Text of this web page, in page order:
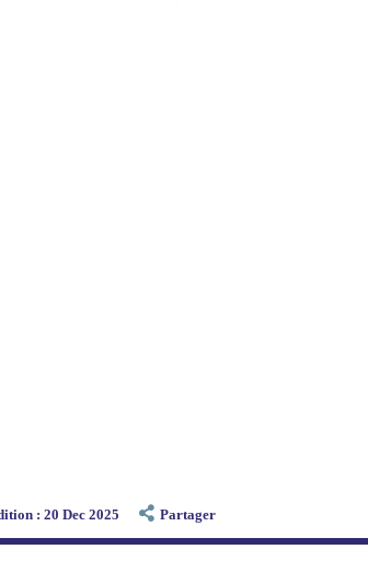
: 20 Dec 2025 Partager